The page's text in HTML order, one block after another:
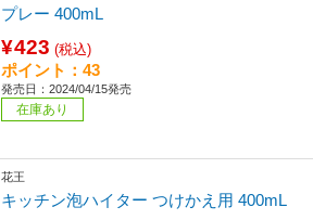
プレー 400mL
¥423 (税込)
ポイント：43
発売日：2024/04/15発売
在庫あり
花王
キッチン泡ハイター つけかえ用 400mL